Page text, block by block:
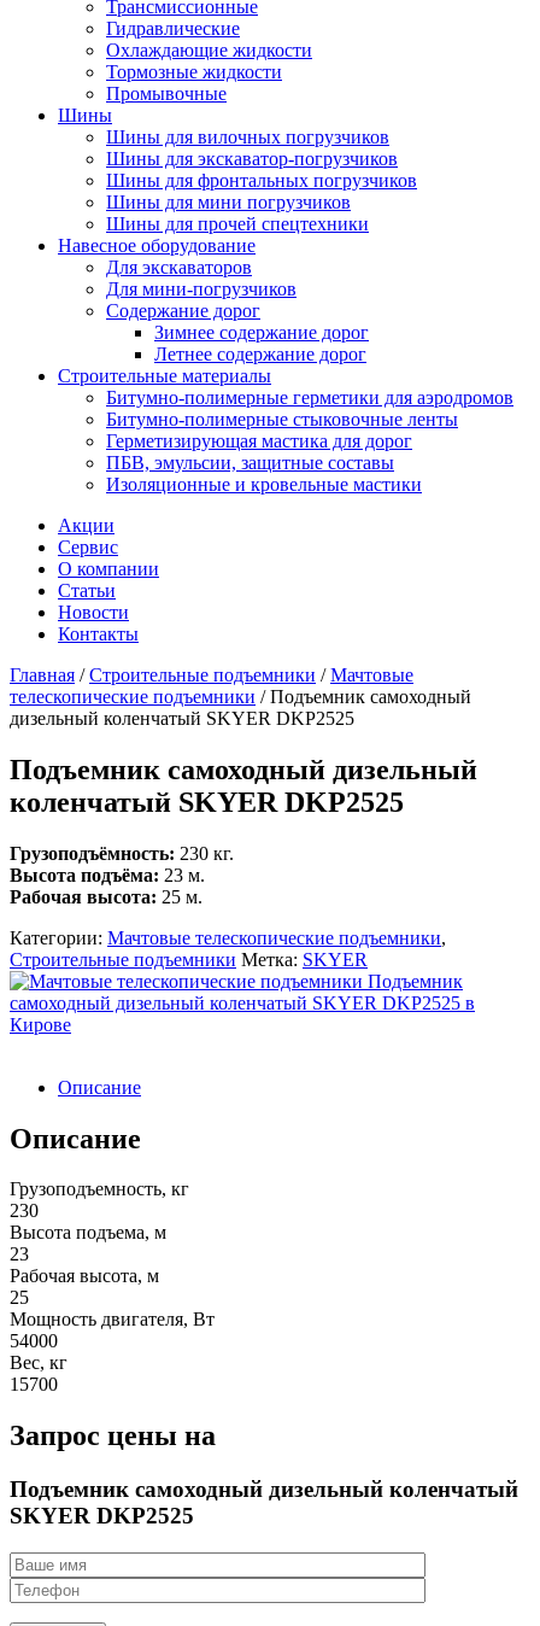
Трансмиссионные
Гидравлические
Охлаждающие жидкости
Тормозные жидкости
Промывочные
Шины
Шины для вилочных погрузчиков
Шины для экскаватор-погрузчиков
Шины для фронтальных погрузчиков
Шины для мини погрузчиков
Шины для прочей спецтехники
Навесное оборудование
Для экскаваторов
Для мини-погрузчиков
Содержание дорог
Зимнее содержание дорог
Летнее содержание дорог
Строительные материалы
Битумно-полимерные герметики для аэродромов
Битумно-полимерные стыковочные ленты
Герметизирующая мастика для дорог
ПБВ, эмульсии, защитные составы
Изоляционные и кровельные мастики
Акции
Сервис
О компании
Статьи
Новости
Контакты
Главная /Строительные подъемники /Мачтовые
телескопические подъемники /Подъемник самоходный
дизельный коленчатый SKYER DKP2525
Подъемник самоходный дизельный
коленчатый SKYER DKP2525
Грузоподъёмность: 230 кг.
Высота подъёма: 23 м.
Рабочая высота: 25 м.
Категории: Мачтовые телескопические подъемники,
Строительные подъемники Метка: SKYER
Описание
Описание
Грузоподъемность, кг
230
Высота подъема, м
23
Рабочая высота, м
25
Мощность двигателя, Вт
54000
Вес, кг
15700
Запрос цены на
Подъемник самоходный дизельный коленчатый
SKYER DKP2525